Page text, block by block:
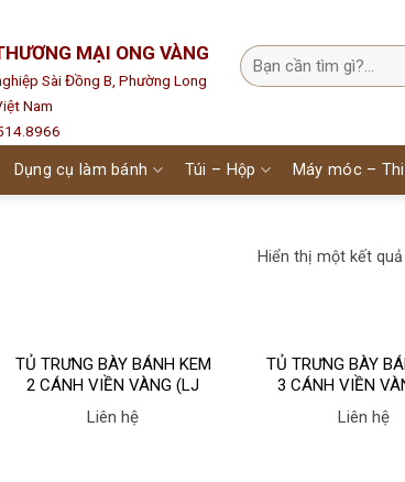
MẠI ONG VÀNG
Sài Đồng B, Phường Long
Nam
Dụng cụ làm bánh Túi – Hộp Máy móc –
Hiển thị một kết
TỦ TRƯNG BÀY BÁNH KEM
2 CÁNH VIỀN VÀNG (LJ
S003) hãng LEEJAN
Liên hệ
TỦ TRƯNG BÀY
3 CÁNH VIỀN
S009) hãng
Liên hệ